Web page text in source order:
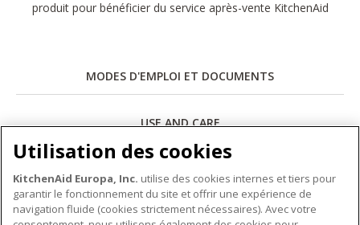
produit pour bénéficier du service après-vente KitchenAid
MODES D'EMPLOI ET DOCUMENTS
USE AND CARE
Télécharger
Utilisation des cookies
KitchenAid Europa, Inc. utilise des cookies internes et tiers pour
garantir le fonctionnement du site et offrir une expérience de
navigation fluide (cookies strictement nécessaires). Avec votre